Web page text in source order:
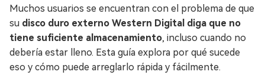
Muchos usuarios se encuentran con el problema de que
su disco duro externo Western Digital diga que no
tiene suficiente almacenamiento, incluso cuando no
debería estar lleno. Esta guía explora por qué sucede
eso y cómo puede arreglarlo rápida y fácilmente.